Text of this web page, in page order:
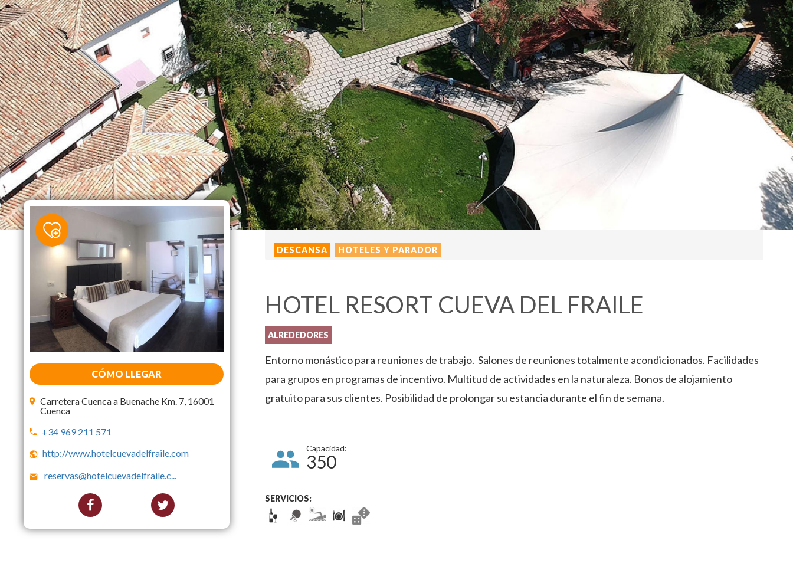
CÓMO LLEGAR
Carretera Cuenca a Buenache Km. 7, 16001
Cuenca
+34 969 211 571
http://www.hotelcuevadelfraile.com
reservas@hotelcuevadelfraile.c...
DESCANSA HOTELES Y PARADOR
HOTEL RESORT CUEVA DEL FRAILE
ALREDEDORES
Entorno monástico para reuniones de trabajo. Salones de reuniones totalmente acondicionados. Facilidades
para grupos en programas de incentivo. Multitud de actividades en la naturaleza. Bonos de alojamiento
gratuito para sus clientes. Posibilidad de prolongar su estancia durante el fin de semana.
Capacidad:
350
SERVICIOS: